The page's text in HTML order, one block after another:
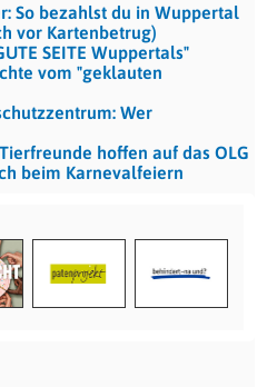
So bezahlst du in Wuppertal
vor Kartenbetrug)
SEITE Wuppertals"
vom "geklauten
Wer
hoffen auf das OLG
beim Karnevalfeiern